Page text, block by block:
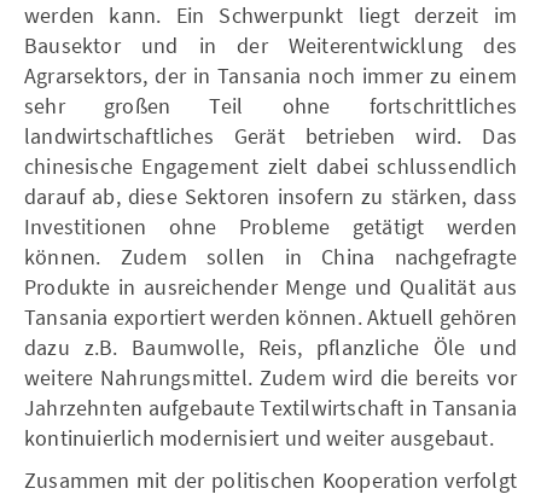
werden kann. Ein Schwerpunkt liegt derzeit im
Bausektor und in der Weiterentwicklung des
Agrarsektors, der in Tansania noch immer zu einem
sehr großen Teil ohne fortschrittliches
landwirtschaftliches Gerät betrieben wird. Das
chinesische Engagement zielt dabei schlussendlich
darauf ab, diese Sektoren insofern zu stärken, dass
Investitionen ohne Probleme getätigt werden
können. Zudem sollen in China nachgefragte
Produkte in ausreichender Menge und Qualität aus
Tansania exportiert werden können. Aktuell gehören
dazu z.B. Baumwolle, Reis, pflanzliche Öle und
weitere Nahrungsmittel. Zudem wird die bereits vor
Jahrzehnten aufgebaute Textilwirtschaft in Tansania
kontinuierlich modernisiert und weiter ausgebaut.
Zusammen mit der politischen Kooperation verfolgt